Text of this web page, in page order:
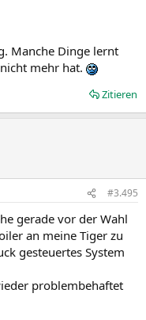
Manche Dinge lernt
mehr hat.
Zitieren
#3.495
gerade vor der Wahl
an meine Tiger zu
gesteuertes System
problembehaftet